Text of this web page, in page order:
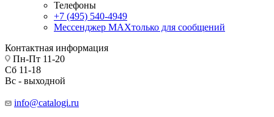
Телефоны
+7 (495) 540-4949
Мессенджер МАХтолько для сообщений
Контактная информация
Пн-Пт 11-20
Сб 11-18
Вс - выходной
info@catalogi.ru